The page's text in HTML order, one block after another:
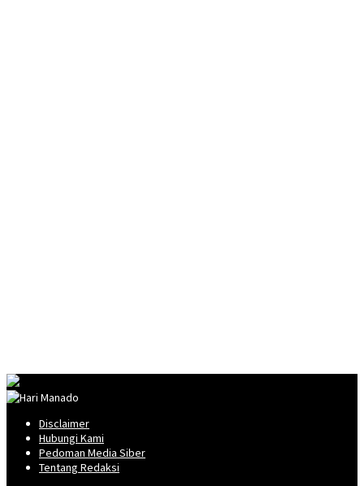
Disclaimer
Hubungi Kami
Pedoman Media Siber
Tentang Redaksi